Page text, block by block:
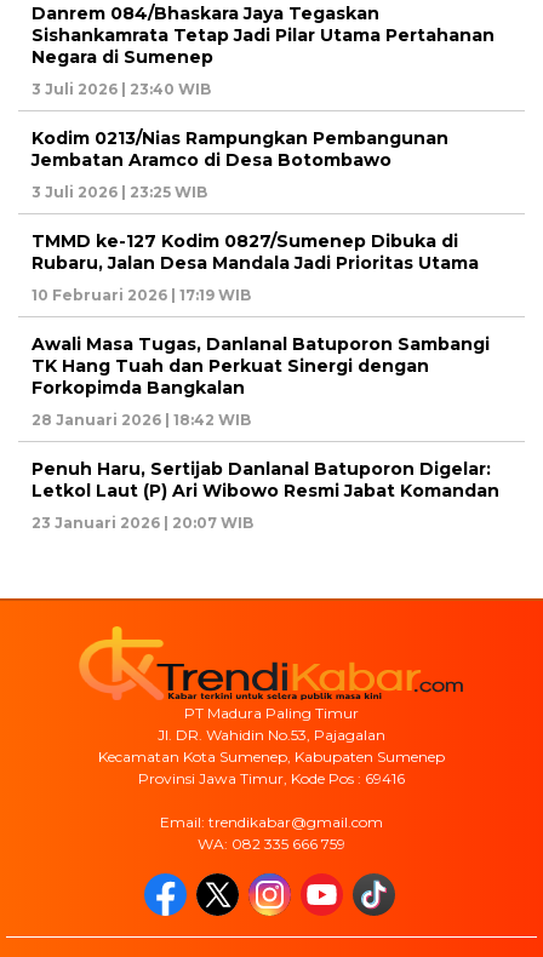
Danrem 084/Bhaskara Jaya Tegaskan
Sishankamrata Tetap Jadi Pilar Utama Pertahanan
Negara di Sumenep
3 Juli 2026 | 23:40 WIB
Kodim 0213/Nias Rampungkan Pembangunan
Jembatan Aramco di Desa Botombawo
3 Juli 2026 | 23:25 WIB
TMMD ke-127 Kodim 0827/Sumenep Dibuka di
Rubaru, Jalan Desa Mandala Jadi Prioritas Utama
10 Februari 2026 | 17:19 WIB
Awali Masa Tugas, Danlanal Batuporon Sambangi
TK Hang Tuah dan Perkuat Sinergi dengan
Forkopimda Bangkalan
28 Januari 2026 | 18:42 WIB
Penuh Haru, Sertijab Danlanal Batuporon Digelar:
Letkol Laut (P) Ari Wibowo Resmi Jabat Komandan
23 Januari 2026 | 20:07 WIB
PT Madura Paling Timur
Jl. DR. Wahidin No.53, Pajagalan
Kecamatan Kota Sumenep, Kabupaten Sumenep
Provinsi Jawa Timur, Kode Pos : 69416
Email: trendikabar@gmail.com
WA: 082 335 666 759